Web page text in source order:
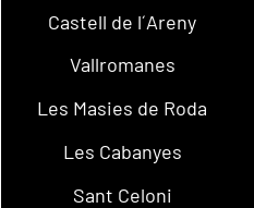
Castell de l´Areny
Vallromanes
Les Masies de Roda
Les Cabanyes
Sant Celoni